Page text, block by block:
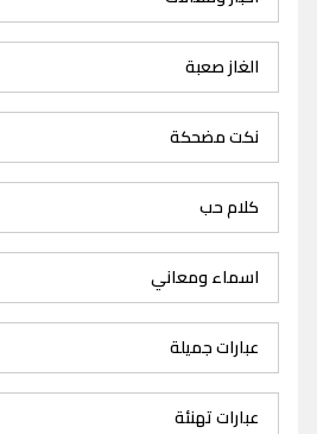
الغاز صعبة
نكت مضحكة
كلام حب
اسماء ومعاني
عبارات جميلة
عبارات تهنئة